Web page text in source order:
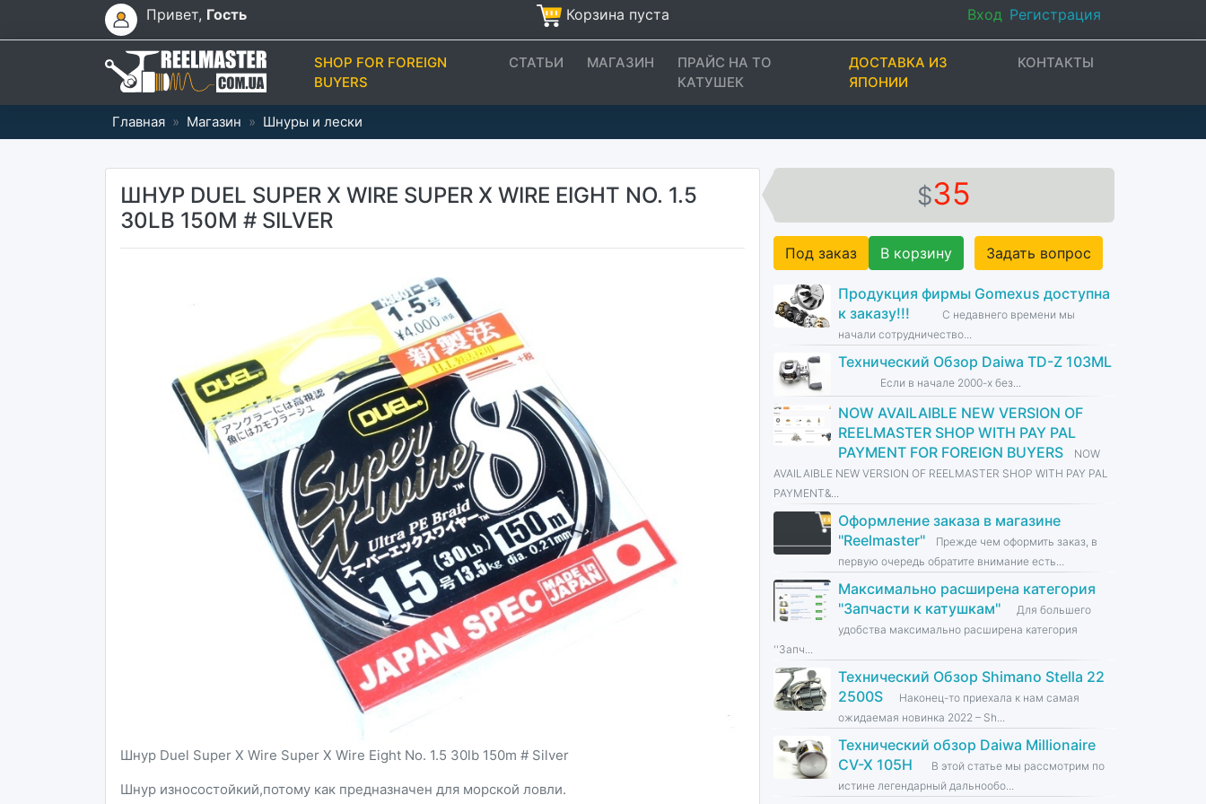
Привет, Гость Корзина пуста Вход Регистрация
SHOP FOR FOREIGN
BUYERS
СТАТЬИ МАГАЗИН
ПРАЙС НА ТО
КАТУШЕК
ДОСТАВКА ИЗ
ЯПОНИИ
КОНТАКТЫ
Главная » Магазин » Шнуры и лески
$35
Под заказ В корзину Задать вопрос
Продукция фирмы Gomexus доступна
к заказу!!!
С недавнего времени мы
начали сотрудничество...
Технический Обзор Daiwa TD-Z 103ML
Если в начале 2000-х без...
NOW AVAILAIBLE NEW VERSION OF
REELMASTER SHOP WITH PAY PAL
PAYMENT FOR FOREIGN BUYERS
NOW
AVAILAIBLE NEW VERSION OF REELMASTER SHOP WITH PAY PAL
PAYMENT&...
Оформление заказа в магазине
''Reelmaster''
Прежде чем оформить заказ, в
первую очередь обратите внимание есть...
Максимально расширена категория
''Запчасти к катушкам''
Для большего
удобства максимально расширена категория
''Запч...
Технический Обзор Shimano Stella 22
2500S
Наконец-то приехала к нам самая
ожидаемая новинка 2022 – Sh...
Технический обзор Daiwa Millionaire
CV-X 105H
В этой статье мы рассмотрим по
истине легендарный дальнообо...
ШНУР DUEL SUPER X WIRE SUPER X WIRE EIGHT NO. 1.5
30LB 150M # SILVER
Шнур Duel Super X Wire Super X Wire Eight No. 1.5 30lb 150m # Silver
Шнур износостойкий,потому как предназначен для морской ловли.